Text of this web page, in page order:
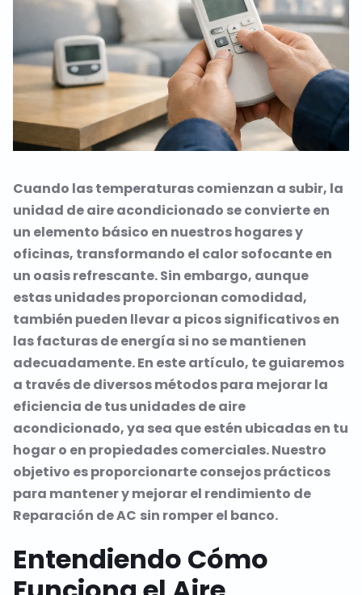
Cuando las temperaturas comienzan a subir, la
unidad de aire acondicionado se convierte en
un elemento básico en nuestros hogares y
oficinas, transformando el calor sofocante en
un oasis refrescante. Sin embargo, aunque
estas unidades proporcionan comodidad,
también pueden llevar a picos significativos en
las facturas de energía si no se mantienen
adecuadamente. En este artículo, te guiaremos
a través de diversos métodos para mejorar la
eficiencia de tus unidades de aire
acondicionado, ya sea que estén ubicadas en tu
hogar o en propiedades comerciales. Nuestro
objetivo es proporcionarte consejos prácticos
para mantener y mejorar el rendimiento de
Reparación de AC sin romper el banco.
Entendiendo Cómo